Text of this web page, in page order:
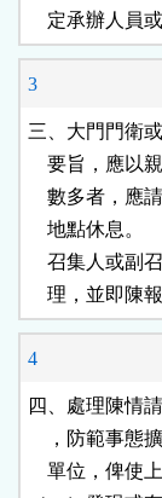
定承辦人
3
三、大門門衛
要旨，應
數多者，
    地點休息。
召集人或
理，並即陳
4
四、處理陳情
，防範事
單位，俾